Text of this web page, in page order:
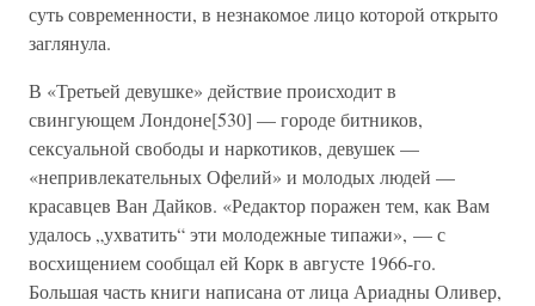
суть современности, в незнакомое лицо которой открыто
заглянула.
В «Третьей девушке» действие происходит в
свингующем Лондоне[530] — городе битников,
сексуальной свободы и наркотиков, девушек —
«непривлекательных Офелий» и молодых людей —
красавцев Ван Дайков. «Редактор поражен тем, как Вам
удалось „ухватить“ эти молодежные типажи», — с
восхищением сообщал ей Корк в августе 1966-го.
Большая часть книги написана от лица Ариадны Оливер,